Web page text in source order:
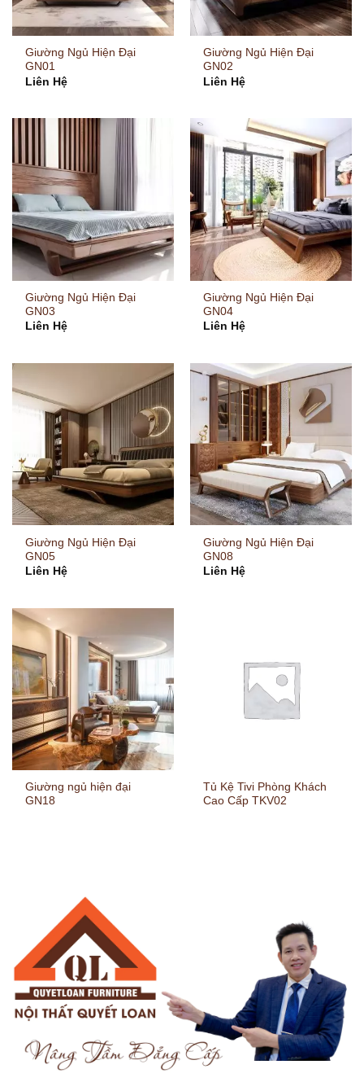
Giường Ngủ Hiện Đại
GN01
Liên Hệ
Giường Ngủ Hiện Đại
GN02
Liên Hệ
Giường Ngủ Hiện Đại
GN03
Liên Hệ
Giường Ngủ Hiện Đại
GN04
Liên Hệ
Giường Ngủ Hiện Đại
GN05
Liên Hệ
Giường Ngủ Hiện Đại
GN08
Liên Hệ
Giường ngủ hiện đại
GN18
Tủ Kệ Tivi Phòng Khách
Cao Cấp TKV02